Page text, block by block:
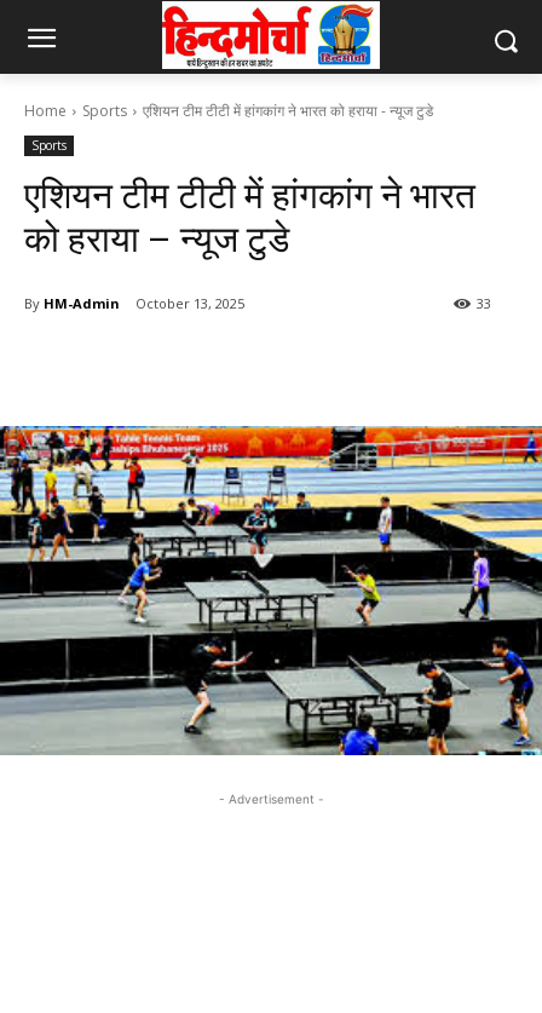
Home Sports एशियन टीम टीटी में हांगकांग ने भारत को हराया - न्यूज टुडे
Sports
एशियन टीम टीटी में हांगकांग ने भारत
को हराया – न्यूज टुडे
By HM-Admin October 13, 2025 33
- Advertisement -